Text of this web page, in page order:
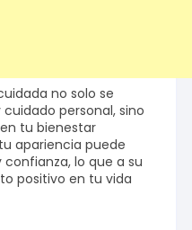
no solo se
personal, sino
tu bienestar
apariencia puede
lo que a su
positivo en tu vida